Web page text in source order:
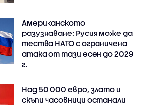
Американското
разузнаване: Русия може да
тества НАТО с ограничена
атака от тази есен до 2029
г.
Над 50 000 евро, злато и
скъпи часовници останали